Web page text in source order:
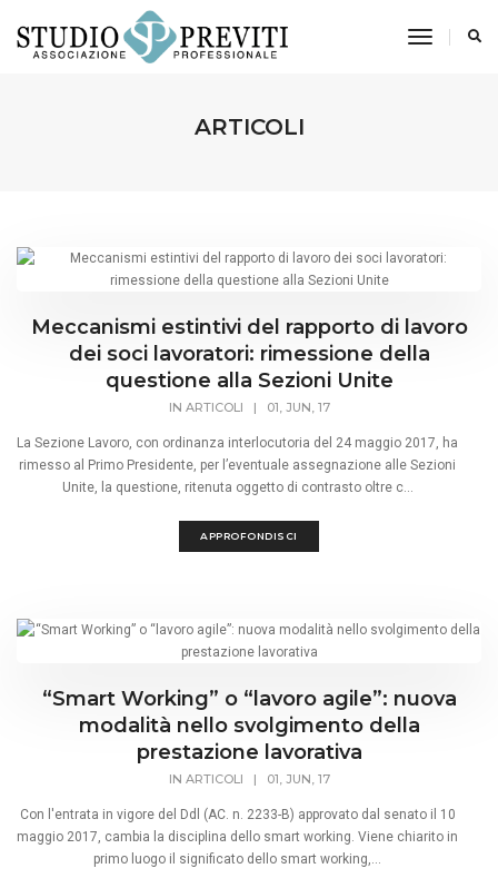
toggle
ARTICOLI
Meccanismi estintivi del rapporto di lavoro
dei soci lavoratori: rimessione della
questione alla Sezioni Unite
IN ARTICOLI | 01, JUN, 17
La Sezione Lavoro, con ordinanza interlocutoria del 24 maggio 2017, ha
rimesso al Primo Presidente, per l’eventuale assegnazione alle Sezioni
Unite, la questione, ritenuta oggetto di contrasto oltre c...
APPROFONDISCI
“Smart Working” o “lavoro agile”: nuova
modalità nello svolgimento della
prestazione lavorativa
IN ARTICOLI | 01, JUN, 17
Con l'entrata in vigore del Ddl (AC. n. 2233-B) approvato dal senato il 10
maggio 2017, cambia la disciplina dello smart working. Viene chiarito in
primo luogo il significato dello smart working,...